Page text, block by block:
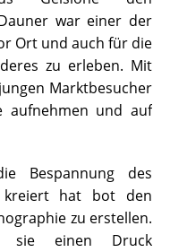
war einer der
Ort und auch für die
zu erleben. Mit
Marktbesucher
aufnehmen und auf
Bespannung des
kreiert hat bot den
zu erstellen.
sie einen Druck